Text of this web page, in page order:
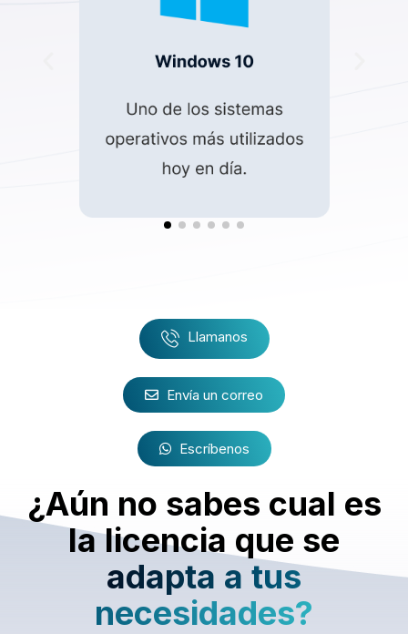
Llamanos
Envía un correo
Escríbenos
¿Aún no sabes cual es
la licencia que se
adapta a tus
necesidades?